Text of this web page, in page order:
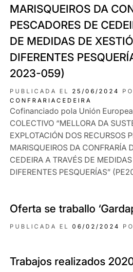
MARISQUEIROS DA
PESCADORES DE
DE MEDIDAS DE
DIFERENTES
2023-059)
PUBLICADA EL 25/06/2024
CONFRARIACEDEIRA
Cofinanciado pola Unión
COLECTIVO “MELLORA DA
EXPLOTACIÓN DOS RECURSOS
MARISQUEIROS DA CONFRARÍA
CEDEIRA A TRAVÉS DE
DIFERENTES PESQUERÍAS”
Oferta se traballo
PUBLICADA EL 06/02/2024
Trabajos realizados